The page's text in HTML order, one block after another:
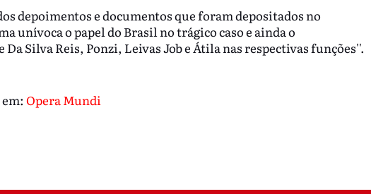
depoimentos e documentos que foram depositados no
unívoca o papel do Brasil no trágico caso e ainda o
Silva Reis, Ponzi, Leivas Job e Átila nas respectivas funções''.
Opera Mundi